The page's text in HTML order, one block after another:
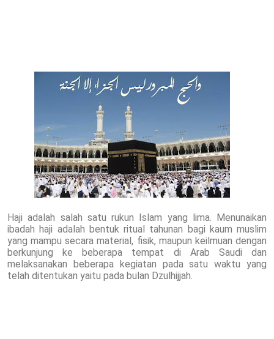
Haji adalah salah satu rukun Islam yang lima. Menunaikan
ibadah haji adalah bentuk ritual tahunan bagi kaum muslim
yang mampu secara material, fisik, maupun keilmuan dengan
berkunjung ke beberapa tempat di Arab Saudi dan
melaksanakan beberapa kegiatan pada satu waktu yang
telah ditentukan yaitu pada bulan Dzulhijjah.